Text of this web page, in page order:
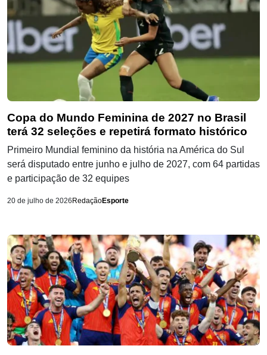
Copa do Mundo Feminina de 2027 no Brasil
terá 32 seleções e repetirá formato histórico
Primeiro Mundial feminino da história na América do Sul
será disputado entre junho e julho de 2027, com 64 partidas
e participação de 32 equipes
20 de julho de 2026 RedaçãoEsporte